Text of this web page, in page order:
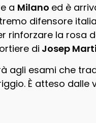
a Milano ed è
difensore
rinforzare la rosa
di Josep
agli esami che
È atteso dalle